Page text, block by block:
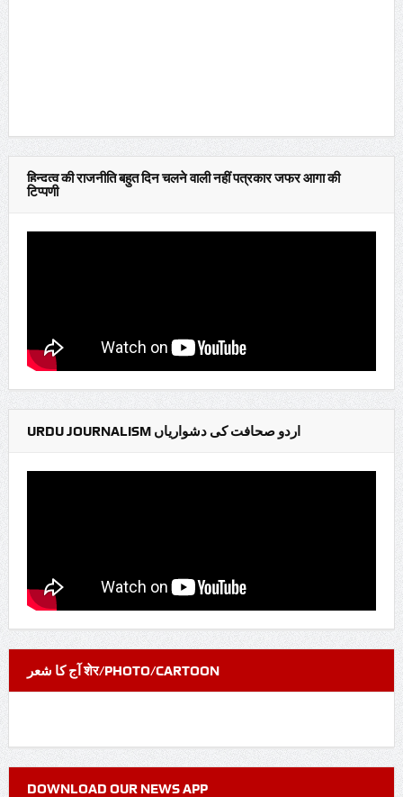
हिन्दुत्व की राजनीति बहुत दिन चलने वाली नहीं पत्रकार जफर आगा की
टिप्पणी
URDU JOURNALISM اردو صحافت کی دشواریاں
آج کا شعر शेर/PHOTO/CARTOON
DOWNLOAD OUR NEWS APP